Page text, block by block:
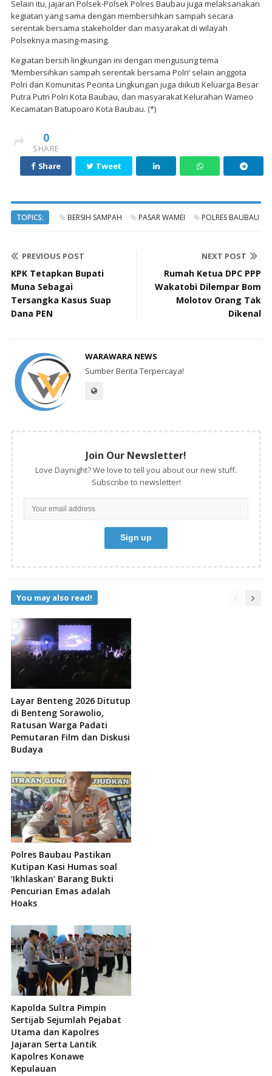
Selain itu, jajaran Polsek-Polsek Polres Baubau juga melaksanakan
kegiatan yang sama dengan membersihkan sampah secara
serentak bersama stakeholder dan masyarakat di wilayah
Polseknya masing-masing.
Kegiatan bersih lingkungan ini dengan mengusung tema
‘Membersihkan sampah serentak bersama Polri’ selain anggota
Polri dan Komunitas Pecinta Lingkungan juga diikuti Keluarga Besar
Putra Putri Polri Kota Baubau, dan masyarakat Kelurahan Wameo
Kecamatan Batupoaro Kota Baubau. (*)
0
SHARE
Share
Tweet
TOPICS: BERSIH SAMPAH PASAR WAMEI POLRES BAUBAU
PREVIOUS POST
KPK Tetapkan Bupati
Muna Sebagai
Tersangka Kasus Suap
Dana PEN
NEXT POST
Rumah Ketua DPC PPP
Wakatobi Dilempar Bom
Molotov Orang Tak
Dikenal
WARAWARA NEWS
Sumber Berita Terpercaya!
Join Our Newsletter!
Love Daynight? We love to tell you about our new stuff.
Subscribe to newsletter!
You may also read!
Layar Benteng 2026 Ditutup
di Benteng Sorawolio,
Ratusan Warga Padati
Pemutaran Film dan Diskusi
Budaya
Polres Baubau Pastikan
Kutipan Kasi Humas soal
‘Ikhlaskan’ Barang Bukti
Pencurian Emas adalah
Hoaks
Kapolda Sultra Pimpin
Sertijab Sejumlah Pejabat
Utama dan Kapolres
Jajaran Serta Lantik
Kapolres Konawe
Kepulauan